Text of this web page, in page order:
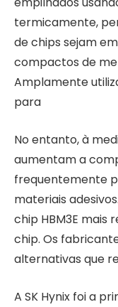
termicamente,
de chips sejam
compactos de
Amplamente
para
No entanto, à
aumentam a
frequentemente
materiais
chip HBM3E mais
chip. Os
alternativas que
A SK Hynix foi a